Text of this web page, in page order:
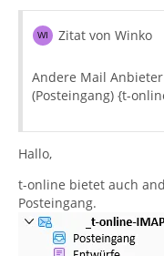
Zitat von Winko
Andere Mail
(Posteingang) {t-
Hallo,
t-online bietet auch
Posteingang.